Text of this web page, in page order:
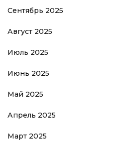
Сентябрь 2025
Август 2025
Июль 2025
Июнь 2025
Май 2025
Апрель 2025
Март 2025